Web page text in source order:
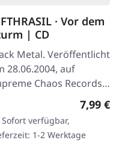
· Vor dem
| CD
Metal. Veröffentlicht
28.06.2004, auf
Chaos Records.
im Jewelcase mit
mit „Vor dem
eine…
7,99 €
Sofort verfügbar,
1-2 Werktage